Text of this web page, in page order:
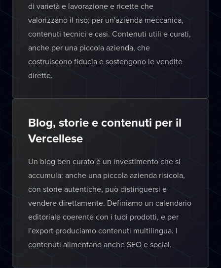
di varietà e lavorazione e ricette che
valorizzano il riso; per un'azienda meccanica,
contenuti tecnici e casi. Contenuti utili e curati,
anche per una piccola azienda, che
costruiscono fiducia e sostengono le vendite
dirette.
Blog, storie e contenuti per il
Vercellese
Un blog ben curato è un investimento che si
accumula: anche una piccola azienda risicola,
con storie autentiche, può distinguersi e
vendere direttamente. Definiamo un calendario
editoriale coerente con i tuoi prodotti, e per
l'export produciamo contenuti multilingua. I
contenuti alimentano anche SEO e social.